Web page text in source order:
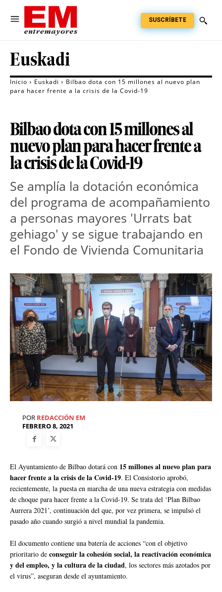
SUSCRÍBETE
Euskadi
Inicio Euskadi
Bilbao dota con 15 millones al nuevo plan
para hacer frente a la crisis de la Covid-19
Bilbao dota con 15 millones al
nuevo plan para hacer frente a
la crisis de la Covid-19
Se amplía la dotación económica
del programa de acompañamiento
a personas mayores 'Urrats bat
gehiago' y se sigue trabajando en
el Fondo de Vivienda Comunitaria
POR REDACCIÓN EM
FEBRERO 8, 2021
El Ayuntamiento de Bilbao dotará con 15 millones al nuevo plan para
hacer frente a la crisis de la Covid-19. El Consistorio aprobó,
recientemente, la puesta en marcha de una nueva estrategia con medidas
de choque para hacer frente a la Covid-19. Se trata del ‘Plan Bilbao
Aurrera 2021’, continuación del que, por vez primera, se impulsó el
pasado año cuando surgió a nivel mundial la pandemia.
El documento contiene una batería de acciones “con el objetivo
prioritario de conseguir la cohesión social, la reactivación económica
y del empleo, y la cultura de la ciudad, los sectores más azotados por
el virus”, aseguran desde el ayuntamiento.